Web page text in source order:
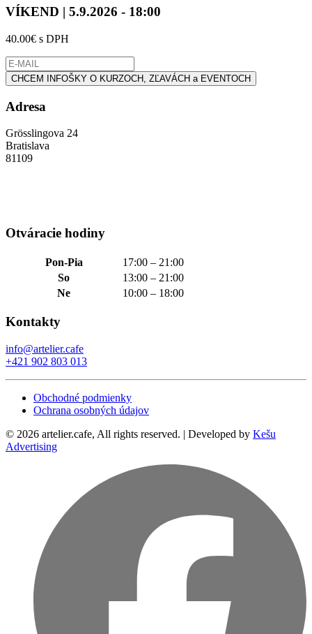
VÍKEND | 5.9.2026 - 18:00
40.00€ s DPH
CHCEM INFOŠKY O KURZOCH, ZĽAVÁCH a EVENTOCH
Adresa
Grösslingova 24
Bratislava
81109
Otváracie hodiny
Pon-Pia
17:00 – 21:00
So
13:00 – 21:00
Ne
10:00 – 18:00
Kontakty
info@artelier.cafe
+421 902 803 013
Obchodné podmienky
Ochrana osobných údajov
© 2026 artelier.cafe, All rights reserved. | Developed by Kešu
Advertising